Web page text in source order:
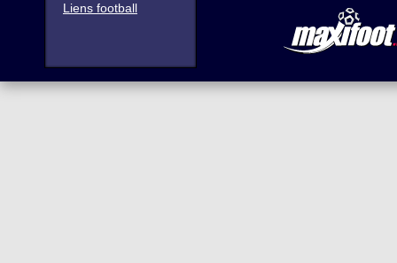
Liens football